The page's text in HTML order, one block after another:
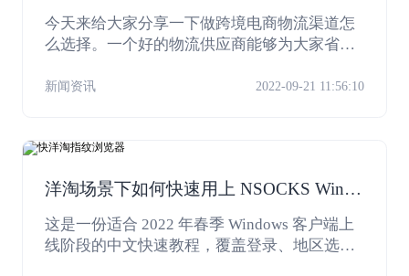
渠道！
今天来给大家分享一下做跨境电商物流渠道怎
么选择。一个好的物流供应商能够为大家省时
售前转化率。
新闻资讯 2022-09-21 11:56:10
洋淘场景下如何快速用上 NSOCKS Windo
ws 客户端
这是一份适合 2022 年春季 Windows 客户端上
线阶段的中文快速教程，覆盖登录、地区选